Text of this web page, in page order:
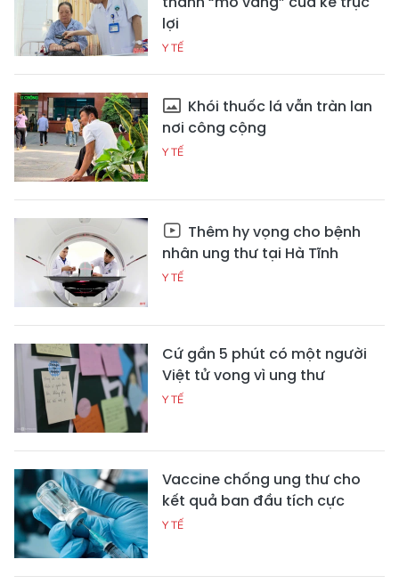
lợi
Y TẾ
Khói thuốc lá vẫn tràn lan
nơi công cộng
Y TẾ
Thêm hy vọng cho bệnh
nhân ung thư tại Hà Tĩnh
Y TẾ
Cứ gần 5 phút có một người
Việt tử vong vì ung thư
Y TẾ
Vaccine chống ung thư cho
kết quả ban đầu tích cực
Y TẾ